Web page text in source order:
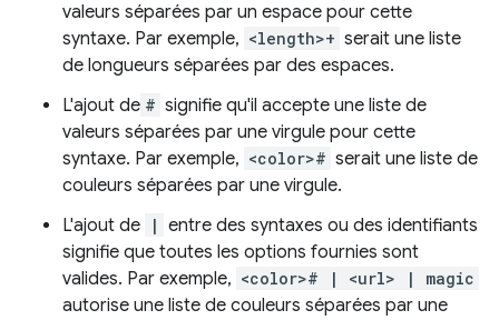
valeurs séparées par un espace pour cette
syntaxe. Par exemple, <length>+ serait une liste
de longueurs séparées par des espaces.
L'ajout de # signifie qu'il accepte une liste de
valeurs séparées par une virgule pour cette
syntaxe. Par exemple, <color># serait une liste de
couleurs séparées par une virgule.
L'ajout de
| entre des syntaxes ou des identifiants
signifie que toutes les options fournies sont
valides. Par exemple, <color># | <url> | magic
autorise une liste de couleurs séparées par une